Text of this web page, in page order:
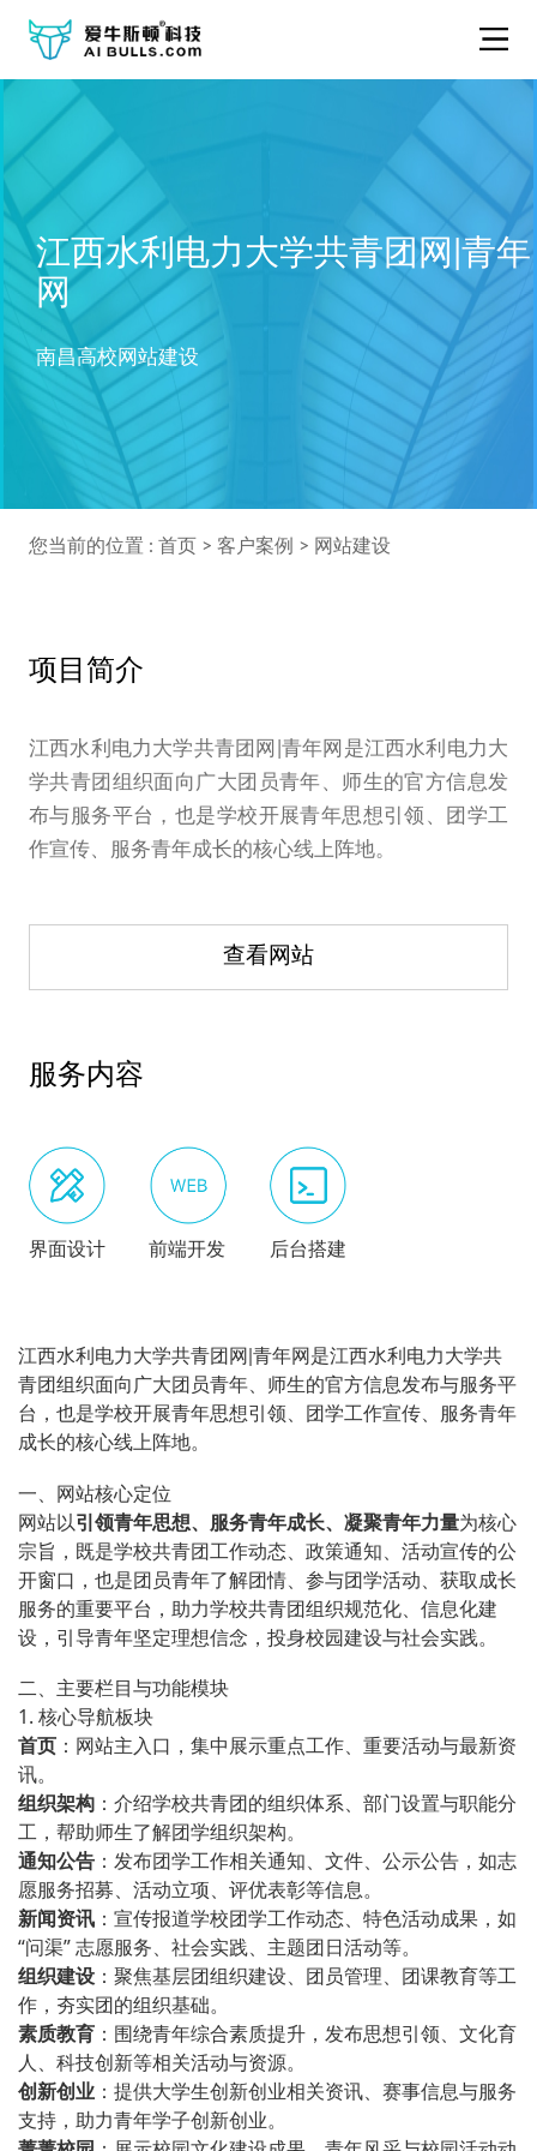
江西水利电力大学共青团网|青年
网
南昌高校网站建设
您当前的位置 : 首页 > 客户案例 > 网站建设
项目简介
江西水利电力大学共青团网|青年网是江西水利电力大
学共青团组织面向广大团员青年、师生的官方信息发
布与服务平台，也是学校开展青年思想引领、团学工
作宣传、服务青年成长的核心线上阵地。
查看网站
服务内容
界面设计 前端开发 后台搭建
江西水利电力大学共青团网|青年网是江西水利电力大学共
青团组织面向广大团员青年、师生的官方信息发布与服务平
台，也是学校开展青年思想引领、团学工作宣传、服务青年
成长的核心线上阵地。
一、网站核心定位
网站以引领青年思想、服务青年成长、凝聚青年力量为核心
宗旨，既是学校共青团工作动态、政策通知、活动宣传的公
开窗口，也是团员青年了解团情、参与团学活动、获取成长
服务的重要平台，助力学校共青团组织规范化、信息化建
设，引导青年坚定理想信念，投身校园建设与社会实践。
二、主要栏目与功能模块
1. 核心导航板块
首页：网站主入口，集中展示重点工作、重要活动与最新资
讯。
组织架构：介绍学校共青团的组织体系、部门设置与职能分
工，帮助师生了解团学组织架构。
通知公告：发布团学工作相关通知、文件、公示公告，如志
愿服务招募、活动立项、评优表彰等信息。
新闻资讯：宣传报道学校团学工作动态、特色活动成果，如
“问渠” 志愿服务、社会实践、主题团日活动等。
组织建设：聚焦基层团组织建设、团员管理、团课教育等工
作，夯实团的组织基础。
素质教育：围绕青年综合素质提升，发布思想引领、文化育
人、科技创新等相关活动与资源。
创新创业：提供大学生创新创业相关资讯、赛事信息与服务
支持，助力青年学子创新创业。